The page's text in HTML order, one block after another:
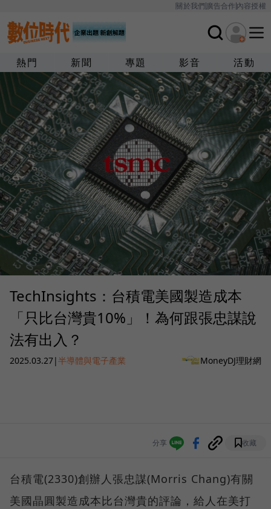
關於我們廣告合作內容授權
熱門 新聞 專題 影音 活動
TechInsights：台積電美國製造成本
「只比台灣貴10%」！為何跟張忠謀說
法有出入？
2025.03.27|半導體與電子產業 MoneyDJ理財網
分享 收藏
台積電(2330)創辦人張忠謀(Morris Chang)有關
美國晶圓製造成本比台灣貴的評論，給人在美打